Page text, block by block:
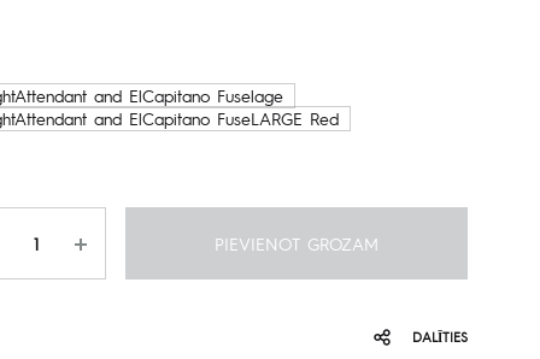
219.00€
through
1,815.00€
and ElCapitano Fuselage
and ElCapitano FuseLARGE Red
PIEVIENOT GROZAM
DALĪTIES